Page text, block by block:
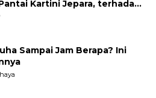
Kartini Jepara, terhadap
Sampai Jam Berapa? Ini